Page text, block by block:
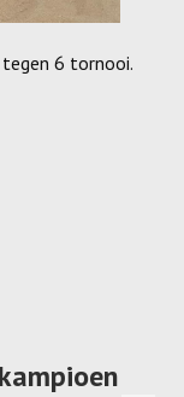
6 tornooi.